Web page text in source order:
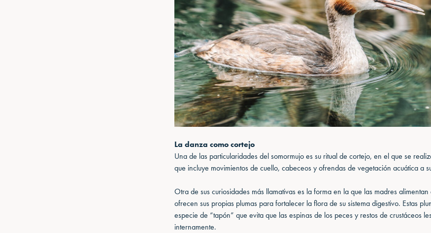
La danza como cortejo
Una de las particularidades del somormujo es su ritual de cortejo, en el que se
que incluye movimientos de cuello, cabeceos y ofrendas de vegetación acuática a
Otra de sus curiosidades más llamativas es la forma en la que las madres alimentan
ofrecen sus propias plumas para fortalecer la flora de su sistema digestivo. Estas
especie de “tapón” que evita que las espinas de los peces y restos de crustáceos
internamente.